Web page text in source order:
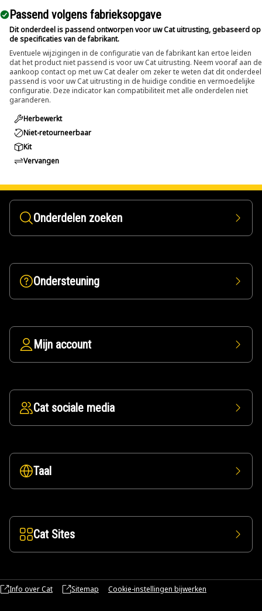
Passend volgens fabrieksopgave
Dit onderdeel is passend ontworpen voor uw Cat uitrusting, gebaseerd op
de specificaties van de fabrikant.
Eventuele wijzigingen in de configuratie van de fabrikant kan ertoe leiden
dat het product niet passend is voor uw Cat uitrusting. Neem vooraf aan de
aankoop contact op met uw Cat dealer om zeker te weten dat dit onderdeel
passend is voor uw Cat uitrusting in de huidige conditie en vermoedelijke
configuratie. Deze indicator kan compatibiliteit met alle onderdelen niet
garanderen.
Herbewerkt
Niet-retourneerbaar
Kit
Vervangen
Onderdelen zoeken
Ondersteuning
Mijn account
Cat sociale media
Taal
Cat Sites
Info over Cat Sitemap Cookie-instellingen bijwerken